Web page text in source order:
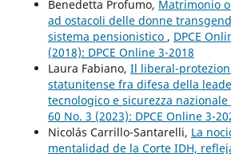
Benedetta Profumo, Matrimonio
ad ostacoli delle donne
sistema pensionistico , DPCE
(2018): DPCE Online 3-2018
Laura Fabiano, Il liberal-
statunitense fra difesa della
tecnologico e sicurezza nazionale
60 No. 3 (2023): DPCE Online 3-
Nicolás Carrillo-Santarelli, La
mentalidad de la Corte IDH,